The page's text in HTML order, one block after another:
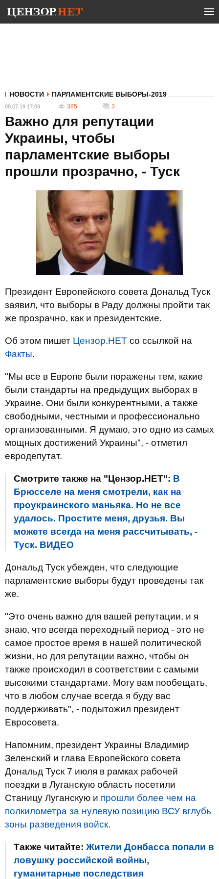
НОВОСТИ ПАРЛАМЕНТСКИЕ ВЫБОРЫ-2019
08.07.19 17:09 385 3
Важно для репутации
Украины, чтобы
парламентские выборы
прошли прозрачно, - Туск
Президент Европейского совета Дональд Туск
заявил, что выборы в Раду должны пройти так
же прозрачно, как и президентские.
Об этом пишет Цензор.НЕТ со ссылкой на
Факты.
"Мы все в Европе были поражены тем, какие
были стандарты на предыдущих выборах в
Украине. Они были конкурентными, а также
свободными, честными и профессионально
организованными. Я думаю, это одно из самых
мощных достижений Украины", - отметил
евродепутат.
Смотрите также на "Цензор.НЕТ": В
Брюсселе на меня смотрели, как на
проукраинского маньяка. Но не все
удалось. Простите меня, друзья. Вы
можете всегда на меня рассчитывать, -
Туск. ВИДЕО
Дональд Туск убежден, что следующие
парламентские выборы будут проведены так
же.
"Это очень важно для вашей репутации, и я
знаю, что всегда переходный период - это не
самое простое время в нашей политической
жизни, но для репутации важно, чтобы он
также происходил в соответствии с самыми
высокими стандартами. Могу вам пообещать,
что в любом случае всегда я буду вас
поддерживать", - подытожил президент
Евросовета.
Напомним, президент Украины Владимир
Зеленский и глава Европейского совета
Дональд Туск 7 июля в рамках рабочей
поездки в Луганскую область посетили
Станицу Луганскую и прошли более чем на
полкилометра за нулевую позицию ВСУ вглубь
зоны разведения войск.
Также читайте: Жители Донбасса попали в
ловушку российской войны,
гуманитарные последствия